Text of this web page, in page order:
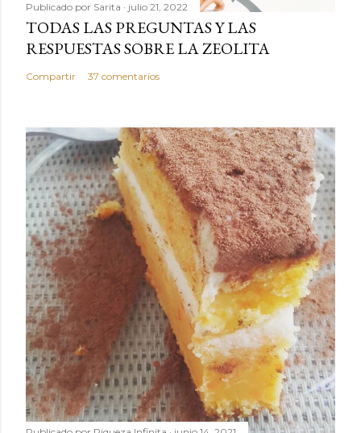
Publicado por Sarita julio 21, 2022
TODAS LAS PREGUNTAS Y LAS
RESPUESTAS SOBRE LA ZEOLITA
Compartir 37 comentarios